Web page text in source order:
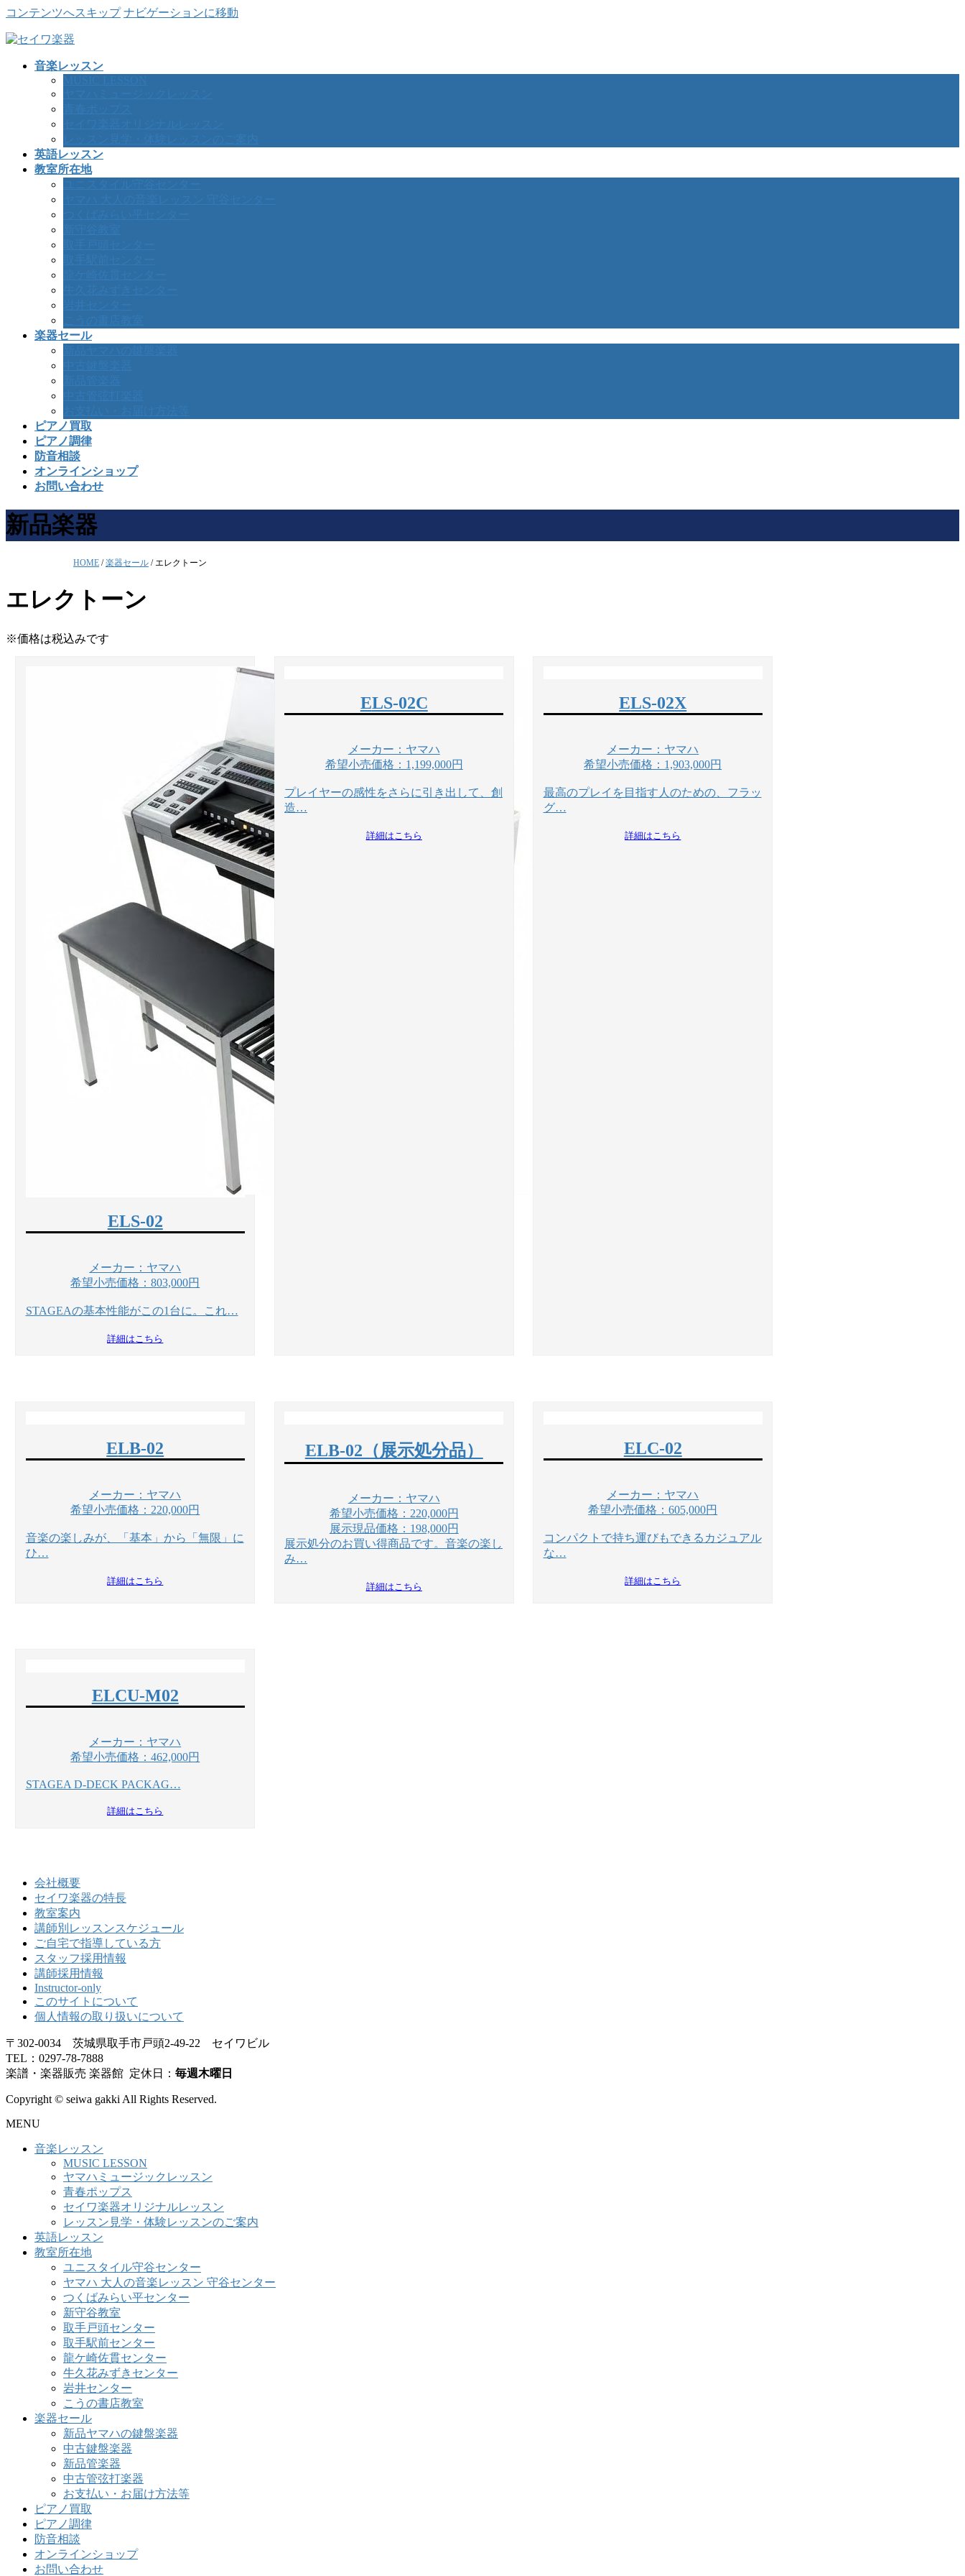
コンテンツへスキップ ナビゲーションに移動
音楽レッスン
英語レッスン
教室所在地
楽器セール
ピアノ買取
ピアノ調律
防音相談
オンラインショップ
お問い合わせ
新品楽器
HOME /楽器セール /エレクトーン
エレクトーン
※価格は税込みです
ELS-02
メーカー：ヤマハ
希望小売価格：803,000円
STAGEAの基本性能がこの1台に。これ…
詳細はこちら
ELS-02C
メーカー：ヤマハ
希望小売価格：1,199,000円
プレイヤーの感性をさらに引き出して、創
造…
詳細はこちら
ELS-02X
メーカー：ヤマハ
希望小売価格：1,903,000円
最高のプレイを目指す人のための、フラッ
グ…
詳細はこちら
ELB-02
メーカー：ヤマハ
希望小売価格：220,000円
音楽の楽しみが、「基本」から「無限」に
ひ…
詳細はこちら
ELB-02（展示処分品）
メーカー：ヤマハ
希望小売価格：220,000円
展示現品価格：198,000円
展示処分のお買い得商品です。音楽の楽し
み…
詳細はこちら
ELC-02
メーカー：ヤマハ
希望小売価格：605,000円
コンパクトで持ち運びもできるカジュアル
な…
詳細はこちら
ELCU-M02
メーカー：ヤマハ
希望小売価格：462,000円
STAGEA D-DECK PACKAG…
詳細はこちら
会社概要
セイワ楽器の特長
教室案内
講師別レッスンスケジュール
ご自宅で指導している方
スタッフ採用情報
講師採用情報
Instructor-only
このサイトについて
個人情報の取り扱いについて
〒302-0034 茨城県取手市戸頭2-49-22 セイワビル
TEL：0297-78-7888
楽譜・楽器販売 楽器館 定休日： 毎週木曜日
Copyright © seiwa gakki All Rights Reserved.
MENU
音楽レッスン
MUSIC LESSON
ヤマハミュージックレッスン
青春ポップス
セイワ楽器オリジナルレッスン
レッスン見学・体験レッスンのご案内
英語レッスン
教室所在地
ユニスタイル守谷センター
ヤマハ 大人の音楽レッスン 守谷センター
つくばみらい平センター
新守谷教室
取手戸頭センター
取手駅前センター
龍ケ崎佐貫センター
牛久花みずきセンター
岩井センター
こうの書店教室
楽器セール
新品ヤマハの鍵盤楽器
中古鍵盤楽器
新品管楽器
中古管弦打楽器
お支払い・お届け方法等
ピアノ買取
ピアノ調律
防音相談
オンラインショップ
お問い合わせ